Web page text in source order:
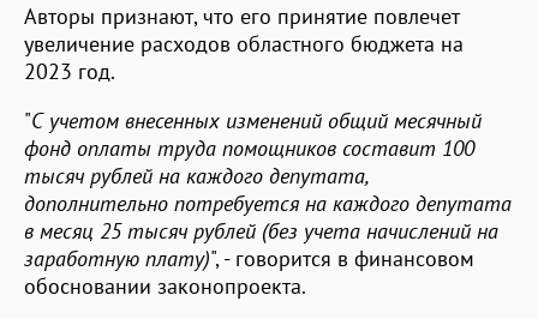
Авторы признают, что его принятие повлечет
увеличение расходов областного бюджета на
2023 год.
"С учетом внесенных изменений общий месячный
фонд оплаты труда помощников составит 100
тысяч рублей на каждого депутата,
дополнительно потребуется на каждого депутата
в месяц 25 тысяч рублей (без учета начислений на
заработную плату)", - говорится в финансовом
обосновании законопроекта.